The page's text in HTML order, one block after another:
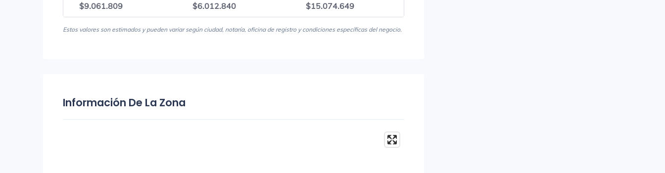
$9.061.809 $6.012.840 $15.074.649
Estos valores son estimados y pueden variar según ciudad, notaría, oficina de registro y condiciones específicas del negocio.
Información De La Zona